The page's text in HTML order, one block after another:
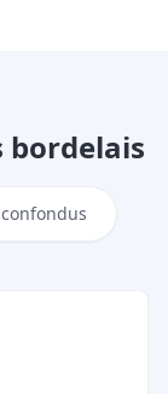
bordelais